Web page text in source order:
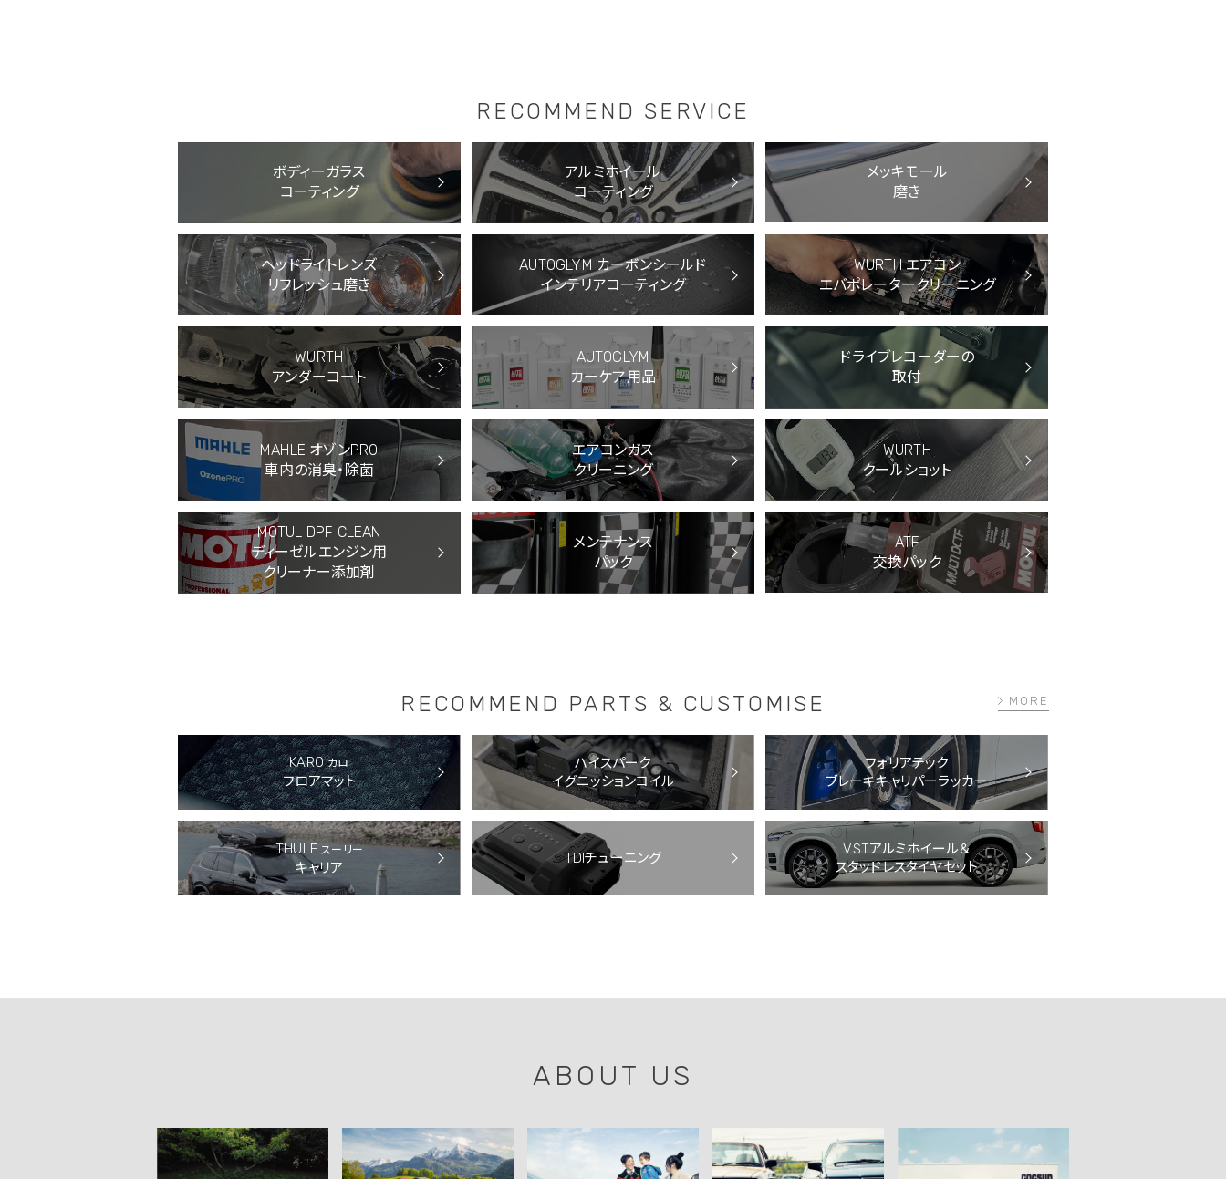
RECOMMEND SERVICE
ボディーガラス
コーティング
アルミホイール
コーティング
メッキモール
磨き
ヘッドライトレンズ
リフレッシュ磨き
AUTOGLYM カーボンシールド
インテリアコーティング
WURTH エアコン
エバポレータークリーニング
WURTH
アンダーコート
AUTOGLYM
カーケア用品
ドライブレコーダーの
取付
MAHLE オゾンPRO
車内の消臭・除菌
エアコンガス
クリーニング
WURTH
クールショット
MOTUL DPF CLEAN
ディーゼルエンジン用
クリーナー添加剤
メンテナンス
パック
ATF
交換パック
RECOMMEND PARTS & CUSTOMISE MORE
KAROカロ
フロアマット
ハイスパーク
イグニッションコイル
フォリアテック
ブレーキキャリパーラッカー
THULEスーリー
キャリア
TDIチューニング
VSTアルミホイール＆
スタッドレスタイヤセット
ABOUT US